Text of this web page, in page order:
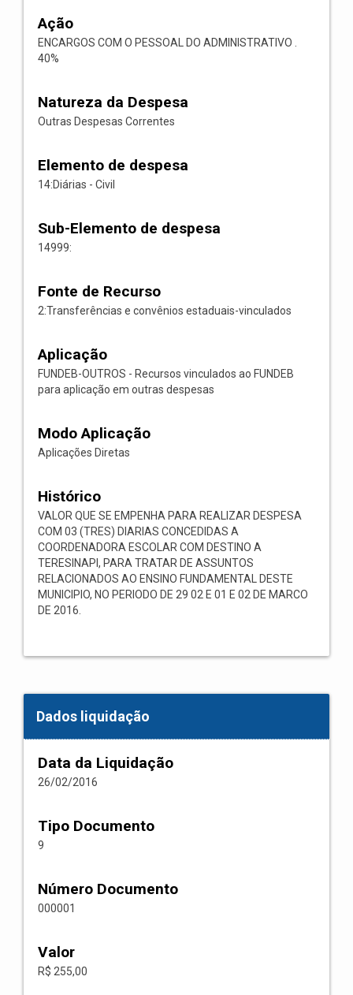
Ação
ENCARGOS COM O PESSOAL DO ADMINISTRATIVO .
40%
Natureza da Despesa
Outras Despesas Correntes
Elemento de despesa
14:Diárias - Civil
Sub-Elemento de despesa
14999:
Fonte de Recurso
2:Transferências e convênios estaduais-vinculados
Aplicação
FUNDEB-OUTROS - Recursos vinculados ao FUNDEB
para aplicação em outras despesas
Modo Aplicação
Aplicações Diretas
Histórico
VALOR QUE SE EMPENHA PARA REALIZAR DESPESA
COM 03 (TRES) DIARIAS CONCEDIDAS A
COORDENADORA ESCOLAR COM DESTINO A
TERESINAPI, PARA TRATAR DE ASSUNTOS
RELACIONADOS AO ENSINO FUNDAMENTAL DESTE
MUNICIPIO, NO PERIODO DE 29 02 E 01 E 02 DE MARCO
DE 2016.
Dados liquidação
Data da Liquidação
26/02/2016
Tipo Documento
9
Número Documento
000001
Valor
R$ 255,00